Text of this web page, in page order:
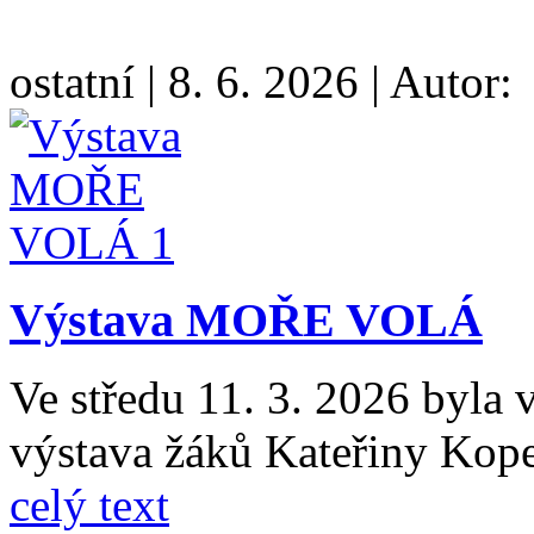
ostatní | 8. 6. 2026 | Autor:
Výstava MOŘE VOLÁ
Ve středu 11. 3. 2026 byla
výstava žáků Kateřiny
celý text